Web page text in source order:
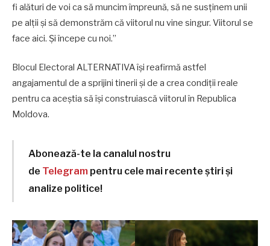
fi alături de voi ca să muncim împreună, să ne susținem unii
pe alții și să demonstrăm că viitorul nu vine singur. Viitorul se
face aici. Și începe cu noi.”
Blocul Electoral ALTERNATIVA își reafirmă astfel
angajamentul de a sprijini tinerii și de a crea condiții reale
pentru ca aceștia să își construiască viitorul în Republica
Moldova.
Abonează-te la canalul nostru
de Telegram pentru cele mai recente știri și
analize politice!